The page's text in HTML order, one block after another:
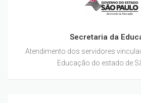
Secretaria da
Atendimento dos servidores
Educação do estado de